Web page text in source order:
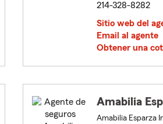
214-328-8282
Sitio web del
Email al agente
Obtener una
Amabilia
Amabilia Esparza